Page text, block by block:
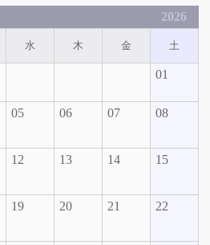
2026
水 木 金 土
01
05 06 07 08
12 13 14 15
19 20 21 22